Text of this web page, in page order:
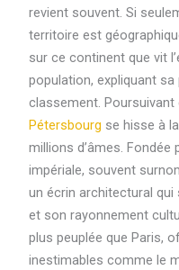
revient souvent. Si
territoire est
sur ce continent que vit
population, expliquant
classement. Poursuivant
Pétersbourg se hisse à
millions d’âmes. Fondée
impériale, souvent
un écrin architectural qui
et son rayonnement
plus peuplée que Paris,
inestimables comme le